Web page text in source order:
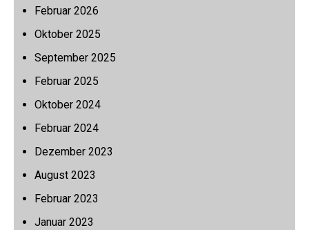
Februar 2026
Oktober 2025
September 2025
Februar 2025
Oktober 2024
Februar 2024
Dezember 2023
August 2023
Februar 2023
Januar 2023